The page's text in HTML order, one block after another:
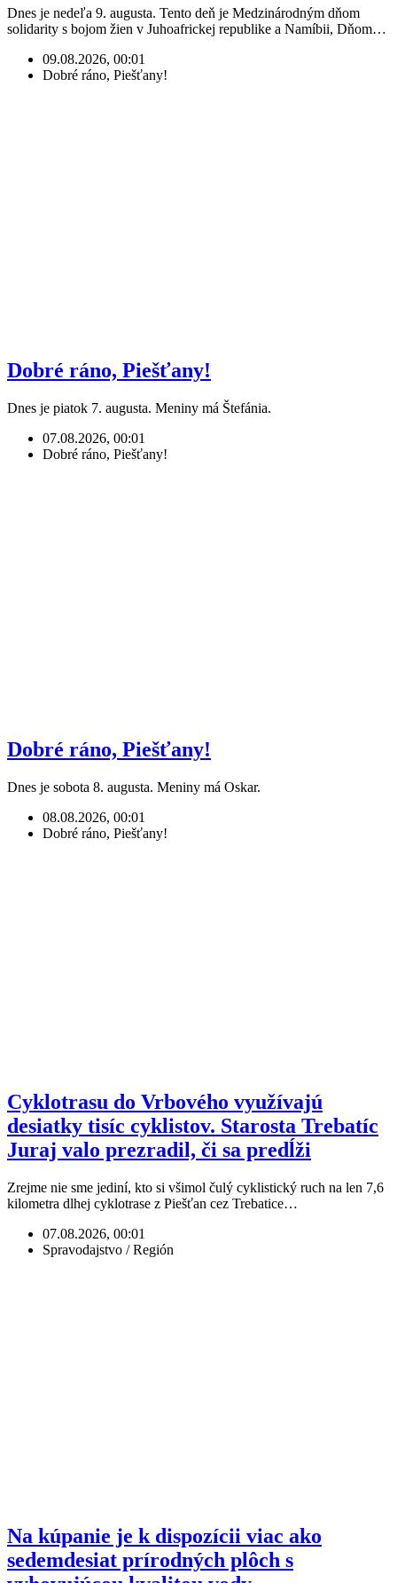
Dnes je nedeľa 9. augusta. Tento deň je Medzinárodným dňom
solidarity s bojom žien v Juhoafrickej republike a Namíbii, Dňom…
09.08.2026, 00:01
Dobré ráno, Piešťany!
Dobré ráno, Piešťany!
Dnes je piatok 7. augusta. Meniny má Štefánia.
07.08.2026, 00:01
Dobré ráno, Piešťany!
Dobré ráno, Piešťany!
Dnes je sobota 8. augusta. Meniny má Oskar.
08.08.2026, 00:01
Dobré ráno, Piešťany!
Cyklotrasu do Vrbového využívajú
desiatky tisíc cyklistov. Starosta Trebatíc
Juraj valo prezradil, či sa predĺži
Zrejme nie sme jediní, kto si všimol čulý cyklistický ruch na len 7,6
kilometra dlhej cyklotrase z Piešťan cez Trebatice…
07.08.2026, 00:01
Spravodajstvo / Región
Na kúpanie je k dispozícii viac ako
sedemdesiat prírodných plôch s